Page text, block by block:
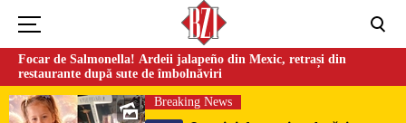
Focar de Salmonella! Ardeii jalapeño din Mexic, retrași din
restaurante după sute de îmbolnăviri
Breaking News